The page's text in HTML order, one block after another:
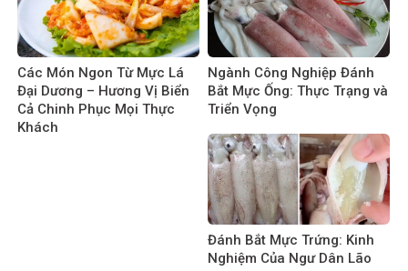
Các Món Ngon Từ Mực Lá
Đại Dương – Hương Vị Biển
Cả Chinh Phục Mọi Thực
Khách
Ngành Công Nghiệp Đánh
Bắt Mực Ống: Thực Trạng và
Triển Vọng
Đánh Bắt Mực Trứng: Kinh
Nghiệm Của Ngư Dân Lão